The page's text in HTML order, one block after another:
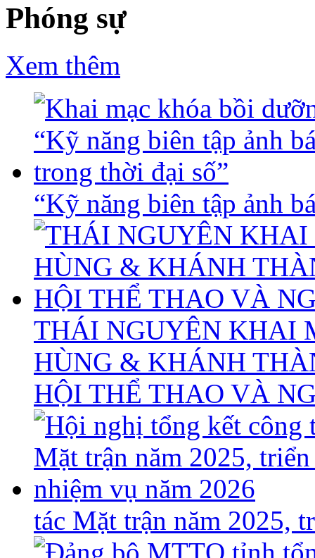
Phóng sự
Xem thêm
“Kỹ năng biên tập ảnh
THÁI NGUYÊN KHAI
HÙNG & KHÁNH
HỘI THỂ THAO VÀ
tác Mặt trận năm 2025,